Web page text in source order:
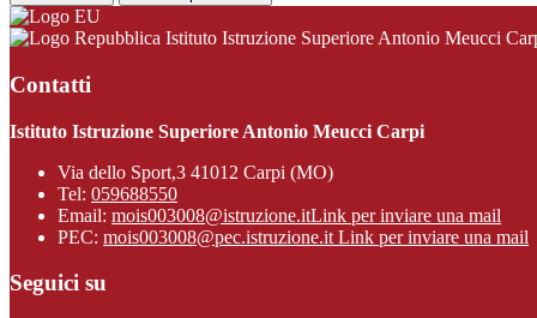
Istituto Istruzione Superiore Antonio Meucci
Contatti
Istituto Istruzione Superiore Antonio Meucci Carpi
Via dello Sport,3 41012 Carpi (MO)
Tel: 059688550
Email: mois003008@istruzione.itLink per inviare una mail
PEC: mois003008@pec.istruzione.it Link per inviare una mail
Seguici su